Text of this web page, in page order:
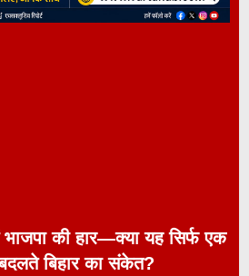
की हार—क्या यह सिर्फ एक
बिहार का संकेत?